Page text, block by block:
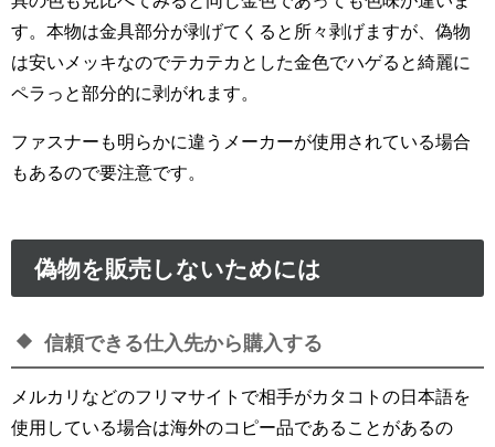
す。本物は金具部分が剥げてくると所々剥げますが、偽物
は安いメッキなのでテカテカとした金色でハゲると綺麗に
ペラっと部分的に剥がれます。
ファスナーも明らかに違うメーカーが使用されている場合
もあるので要注意です。
偽物を販売しないためには
信頼できる仕入先から購入する
メルカリなどのフリマサイトで相手がカタコトの日本語を
使用している場合は海外のコピー品であることがあるの